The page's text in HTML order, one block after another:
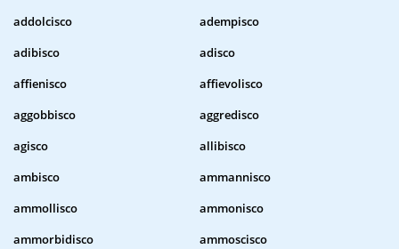
addolcisco
adempisco
adibisco
adisco
affienisco
affievolisco
aggobbisco
aggredisco
agisco
allibisco
ambisco
ammannisco
ammollisco
ammonisco
ammorbidisco
ammoscisco